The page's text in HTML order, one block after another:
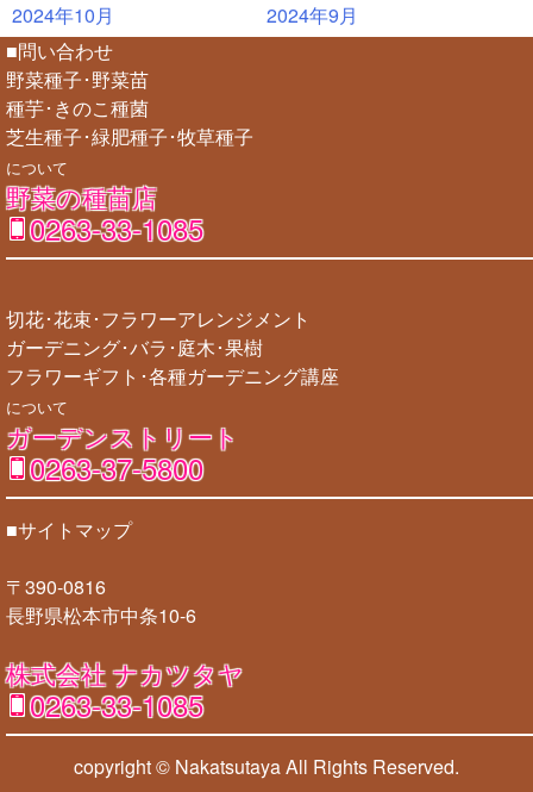
2024年10月
2024年9月
■問い合わせ
野菜種子･野菜苗
種芋･きのこ種菌
芝生種子･緑肥種子･牧草種子
について
野菜の種苗店
0263-33-1085
切花･花束･フラワーアレンジメント
ガーデニング･バラ･庭木･果樹
フラワーギフト･各種ガーデニング講座
について
ガーデンストリート
0263-37-5800
■サイトマップ
〒390-0816
長野県松本市中条10-6
株式会社 ナカツタヤ
0263-33-1085
copyright © NakatsutayaAll Rights Reserved.